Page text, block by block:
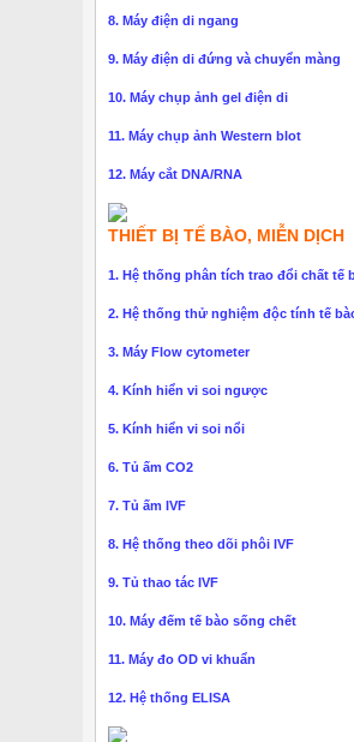
8. Máy điện di ngang
9. Máy điện di đứng và chuyển màng
10. Máy chụp ảnh gel điện di
11. Máy chụp ảnh Western blot
12. Máy cắt DNA/RNA
THIẾT BỊ TẾ BÀO, MIỄN DỊCH
1. Hệ thống phân tích trao đổi chất tế
2. Hệ thống thử nghiệm độc tính tế
3. Máy Flow cytometer
4. Kính hiển vi soi ngược
5. Kính hiển vi soi nổi
6. Tủ ấm CO2
7. Tủ ấm IVF
8. Hệ thống theo dõi phôi IVF
9. Tủ thao tác IVF
10. Máy đếm tế bào sống chết
11. Máy đo OD vi khuẩn
12. Hệ thống ELISA